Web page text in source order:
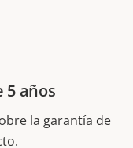
5 años
la garantía de